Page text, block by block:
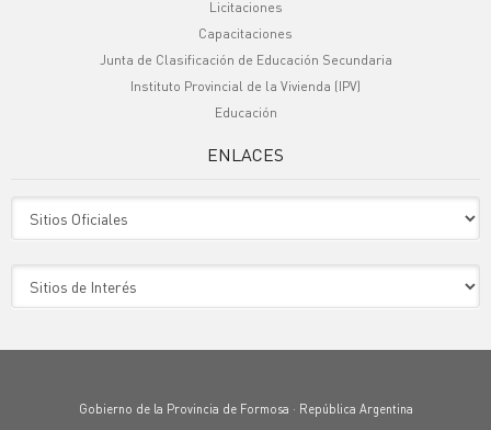
Licitaciones
Capacitaciones
Junta de Clasificación de Educación Secundaria
Instituto Provincial de la Vivienda (IPV)
Educación
ENLACES
Gobierno de la Provincia de Formosa · República Argentina